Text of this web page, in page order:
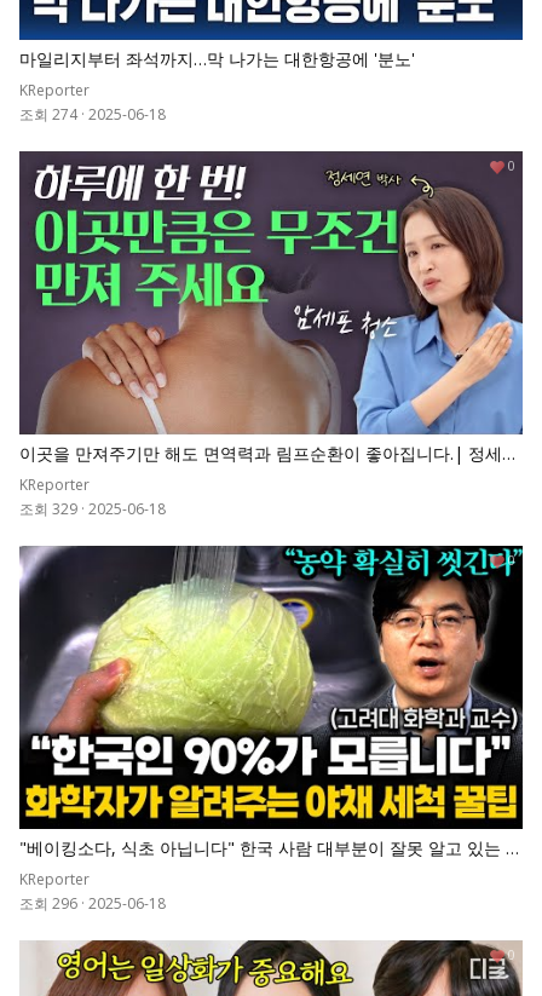
마일리지부터 좌석까지…막 나가는 대한항공에 '분노'
KReporter
조회 274 · 2025-06-18
이곳을 만져주기만 해도 면역력과 림프순환이 좋아집니다.| 정세연
의 라이프연구소
KReporter
조회 329 · 2025-06-18
0
"베이킹소다, 식초 아닙니다" 한국 사람 대부분이 잘못 알고 있는 과
일 세척법
KReporter
조회 296 · 2025-06-18
0
0